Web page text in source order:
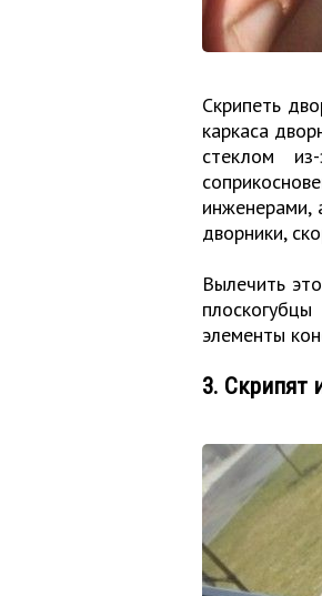
Скрипеть
каркаса
стеклом
инженерами,
дворники,
Вылечить
элементы
3. Скрипят